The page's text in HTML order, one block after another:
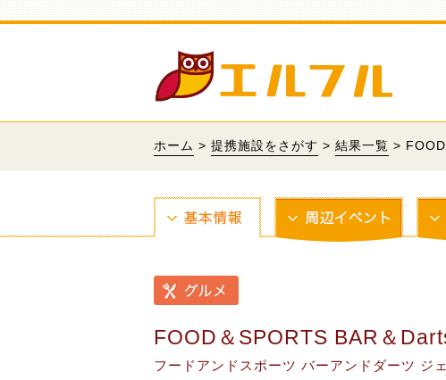
ホーム > 提携施設をさがす > 結果一覧 >
FOOD＆SPORTS BAR＆
フードアンドスポーツ バーアンドダーツ ジ